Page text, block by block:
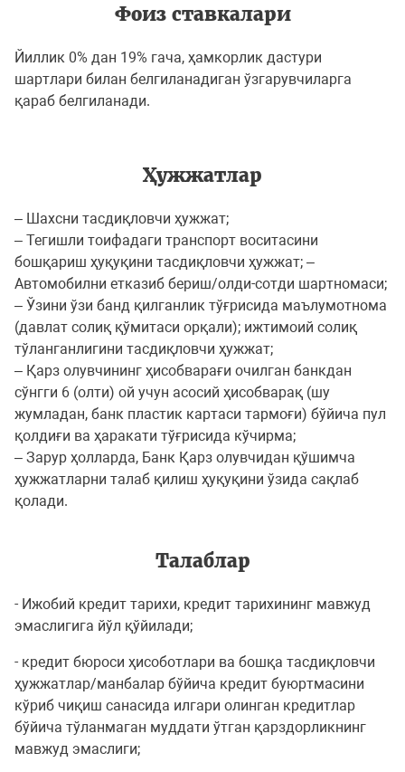
Фоиз ставкалари
Йиллик 0% дан 19% гача, ҳамкорлик дастури
шартлари билан белгиланадиган ўзгарувчиларга
қараб белгиланади.
Ҳужжатлар
– Шахсни тасдиқловчи ҳужжат;
– Тегишли тоифадаги транспорт воситасини
бошқариш ҳуқуқини тасдиқловчи ҳужжат; –
Автомобилни етказиб бериш/олди-сотди шартномаси;
– Ўзини ўзи банд қилганлик тўғрисида маълумотнома
(давлат солиқ қўмитаси орқали); ижтимоий солиқ
тўланганлигини тасдиқловчи ҳужжат;
– Қарз олувчининг ҳисобварағи очилган банкдан
сўнгги 6 (олти) ой учун асосий ҳисобварақ (шу
жумладан, банк пластик картаси тармоғи) бўйича пул
қолдиғи ва ҳаракати тўғрисида кўчирма;
– Зарур ҳолларда, Банк Қарз олувчидан қўшимча
ҳужжатларни талаб қилиш ҳуқуқини ўзида сақлаб
қолади.
Талаблар
- Ижобий кредит тарихи, кредит тарихининг мавжуд
эмаслигига йўл қўйилади;
- кредит бюроси ҳисоботлари ва бошқа тасдиқловчи
ҳужжатлар/манбалар бўйича кредит буюртмасини
кўриб чиқиш санасида илгари олинган кредитлар
бўйича тўланмаган муддати ўтган қарздорликнинг
мавжуд эмаслиги;